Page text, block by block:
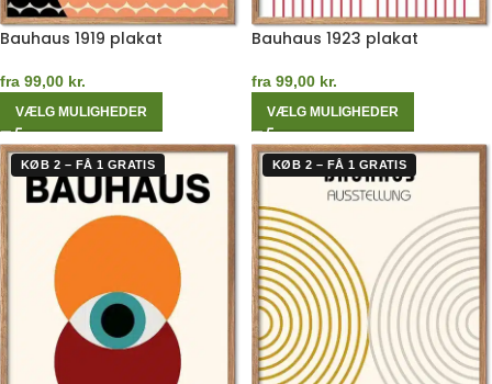
Bauhaus 1919 plakat
fra 99,00 kr.
VÆLG MULIGHEDER
Bauhaus 1923 plakat
fra 99,00 kr.
VÆLG MULIGHEDER
KØB 2 – FÅ 1 GRATIS KØB 2 – FÅ 1 GRATIS